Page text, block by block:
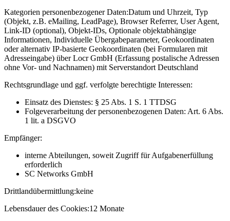
Kategorien personenbezogener Daten:Datum und Uhrzeit, Typ
(Objekt, z.B. eMailing, LeadPage), Browser Referrer, User Agent,
Link-ID (optional), Objekt-IDs, Optionale objektabhängige
Informationen, Individuelle Übergabeparameter, Geokoordinaten
oder alternativ IP-basierte Geokoordinaten (bei Formularen mit
Adresseingabe) über Locr GmbH (Erfassung postalische Adressen
ohne Vor- und Nachnamen) mit Serverstandort Deutschland
Rechtsgrundlage und ggf. verfolgte berechtigte Interessen:
Einsatz des Dienstes: § 25 Abs. 1 S. 1 TTDSG
Folgeverarbeitung der personenbezogenen Daten: Art. 6 Abs.
1 lit. a DSGVO
Empfänger:
interne Abteilungen, soweit Zugriff für Aufgabenerfüllung
erforderlich
SC Networks GmbH
Drittlandübermittlung:keine
Lebensdauer des Cookies:12 Monate